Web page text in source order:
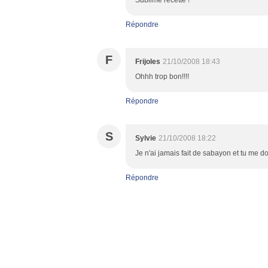
Répondre
F Frijoles 21/10/2008 18:43
Ohhh trop bon!!!!
Répondre
S Sylvie 21/10/2008 18:22
Je n'ai jamais fait de sabayon et tu me
Répondre